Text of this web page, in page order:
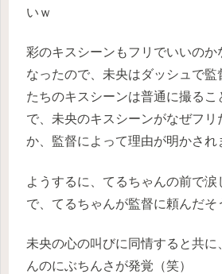
いｗ
彩のキスシーンもフリでいいのか
なったので、未央はダッシュで監
たちのキスシーンは普通に撮るこ
で、未央のキスシーンがなぜフリ
か、監督によって理由が明かされ
ようするに、てるちゃんの前で
で、てるちゃんが監督に頼んだ
未央の心の叫びに同情すると共に
んのにぶちんさが発覚（笑）